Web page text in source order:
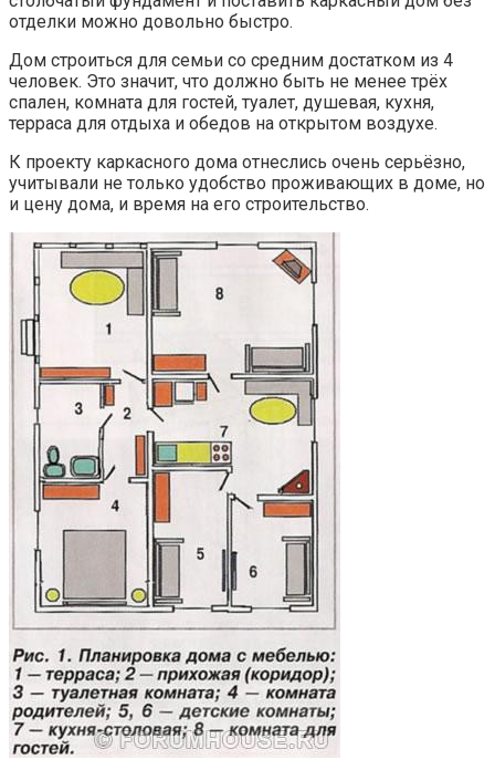
отделки можно довольно быстро.
Дом строиться для семьи со средним достатком из 4
человек. Это значит, что должно быть не менее трёх
спален, комната для гостей, туалет, душевая, кухня,
терраса для отдыха и обедов на открытом воздухе.
К проекту каркасного дома отнеслись очень серьёзно,
учитывали не только удобство проживающих в доме, но
и цену дома, и время на его строительство.